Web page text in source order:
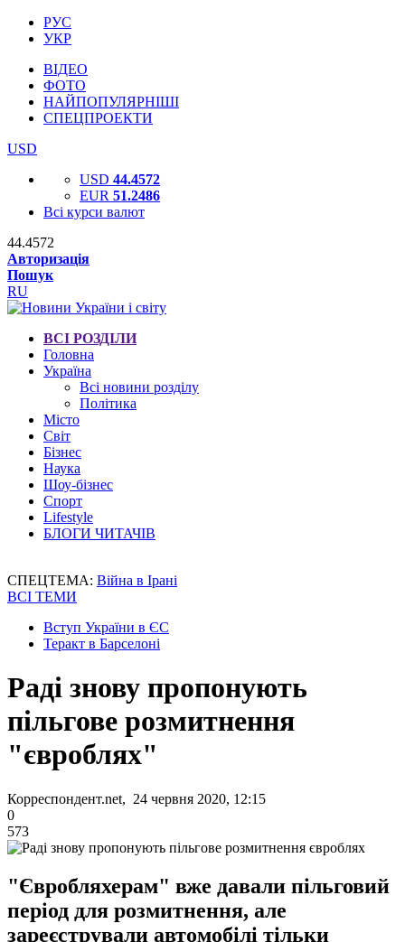
РУС
УКР
ВІДЕО
ФОТО
НАЙПОПУЛЯРНІШІ
СПЕЦПРОЕКТИ
USD
USD 44.4572
EUR 51.2486
Всі курси валют
44.4572
Авторизація
Пошук
RU
ВСІ РОЗДІЛИ
Головна
Україна
Всі новини розділу
Політика
Місто
Світ
Бізнес
Наука
Шоу-бізнес
Спорт
Lifestyle
БЛОГИ ЧИТАЧІВ
СПЕЦТЕМА: Війна в Ірані
ВСІ ТЕМИ
Вступ України в ЄС
Теракт в Барселоні
Раді знову пропонують
пільгове розмитнення
"євроблях"
Корреспондент.net, 24 червня 2020, 12:15
0
573
"Євробляхерам" вже давали пільговий
період для розмитнення, але
зареєстрували автомобілі тільки